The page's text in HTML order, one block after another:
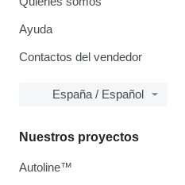
Ayuda
Contactos del vendedor
España / Español
Nuestros proyectos
Autoline™